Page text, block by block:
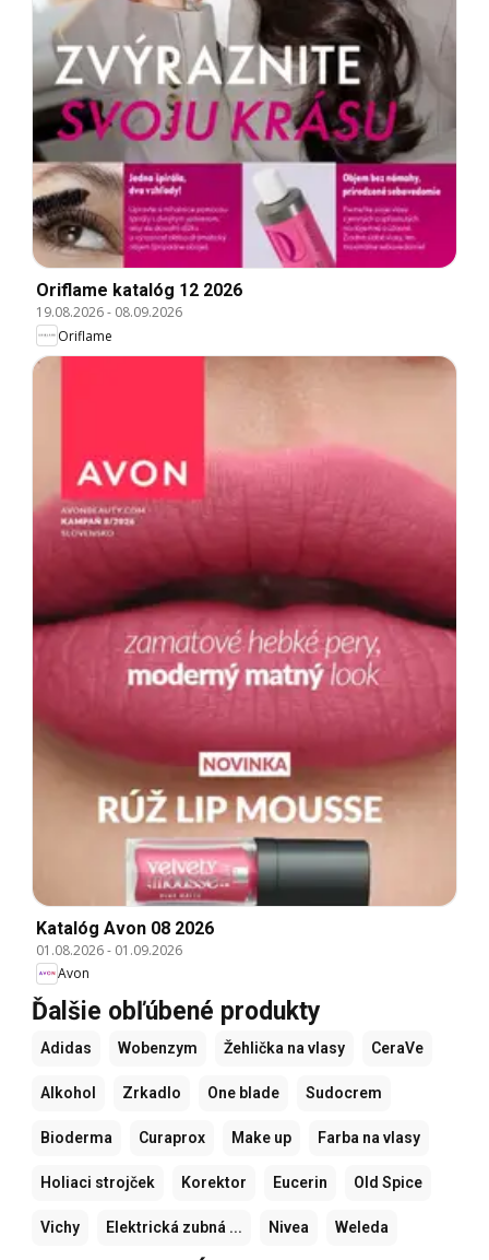
Oriflame katalóg 12 2026
19.08.2026- 08.09.2026
Oriflame
Katalóg Avon 08 2026
01.08.2026- 01.09.2026
Avon
Ďalšie obľúbené produkty
Adidas Wobenzym Žehlička na vlasy CeraVe
Alkohol Zrkadlo One blade Sudocrem
Bioderma Curaprox Make up Farba na vlasy
Holiaci strojček Korektor Eucerin Old Spice
Vichy Elektrická zubná ... Nivea Weleda